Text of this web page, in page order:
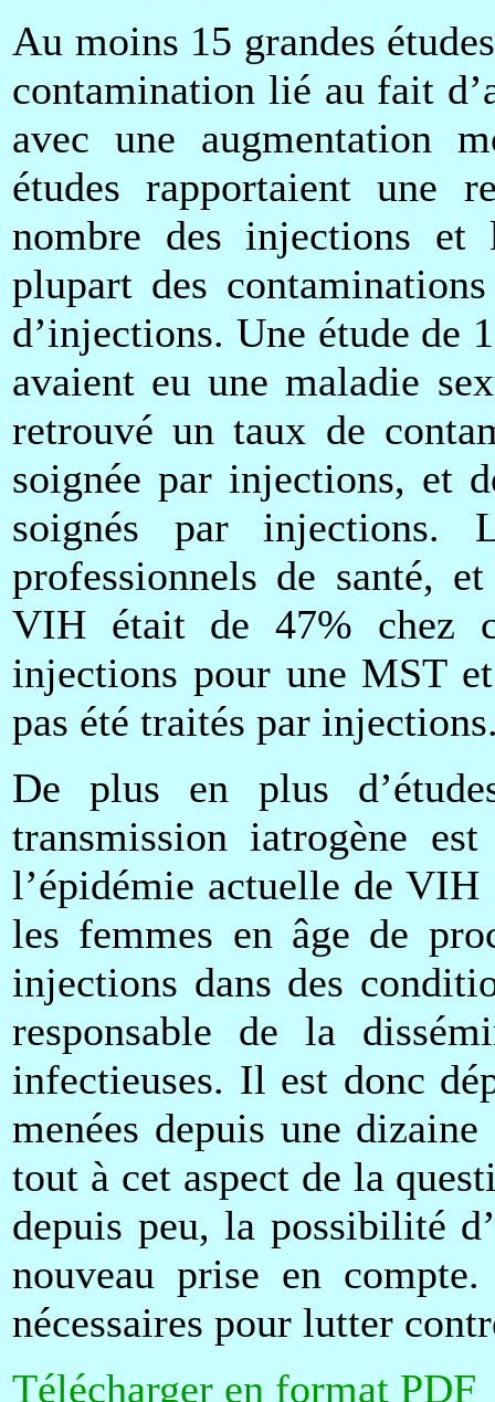
Au moins 15 grandes
contamination lié au fait
avec une augmentation
études rapportaient une
nombre des injections et
plupart des
d’injections. Une étude de
avaient eu une maladie
retrouvé un taux de
soignée par injections, et
soignés par injections.
professionnels de santé,
VIH était de 47% chez
injections pour une MST
pas été traités par
De plus en plus
transmission iatrogène
l’épidémie actuelle de
les femmes en âge de
injections dans des
responsable de la
infectieuses. Il est donc
menées depuis une dizaine
tout à cet aspect de la
depuis peu, la possibilité
nouveau prise en
nécessaires pour lutter
Télécharger en format PDF